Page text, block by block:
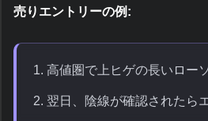
売りエントリーの例:
高値圏で上ヒゲの長いロー
翌日、陰線が確認されたら